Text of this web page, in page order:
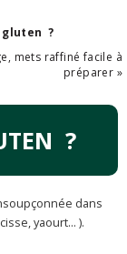
gluten ?
mets raffiné facile à
préparer »
?
dans
yaourt... ).